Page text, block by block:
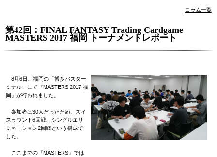
コラム一覧
第42回：FINAL FANTASY Trading Cardgame
MASTERS 2017 福岡 トーナメントレポート
8月6日、福岡の「博多バスター
ミナル」にて『MASTERS 2017 福
岡』が行われました。
参加者は30人だったため、スイ
スラウンド6回戦、シングルエリ
ミネーション2回戦という構成で
した。
ここまでの『MASTERS』では